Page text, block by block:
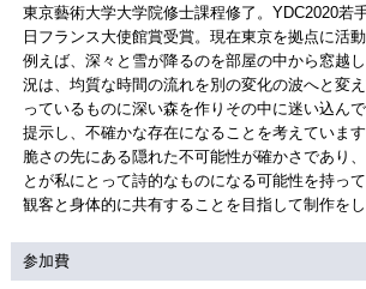
東京藝術大学大学院修士課程修了。YDC2020若
日フランス大使館賞受賞。現在東京を拠点に活動
例えば、深々と雪が降るのを部屋の中から窓越
況は、均質な時間の流れを別の変化の波へと変
っているものに深い森を作りその中に迷い込ん
提示し、不確かな存在になることを考えていま
脆さの先にある隠れた不可能性が確かさであり
とが私にとって詩的なものになる可能性を持っ
観客と身体的に共有することを目指して制作をし
参加費